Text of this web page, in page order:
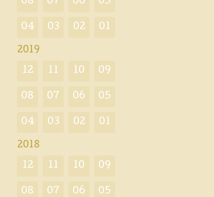
04 03 02 01
2019
12 11 10 09
08 07 06 05
04 03 02 01
2018
12 11 10 09
08 07 06 05